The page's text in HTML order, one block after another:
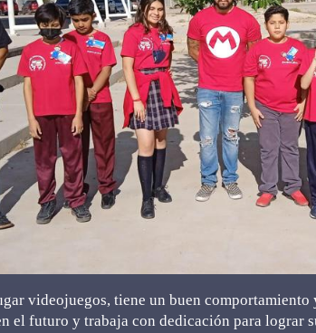
videojuegos, tiene un buen
el futuro y trabaja con dedicación para lograr